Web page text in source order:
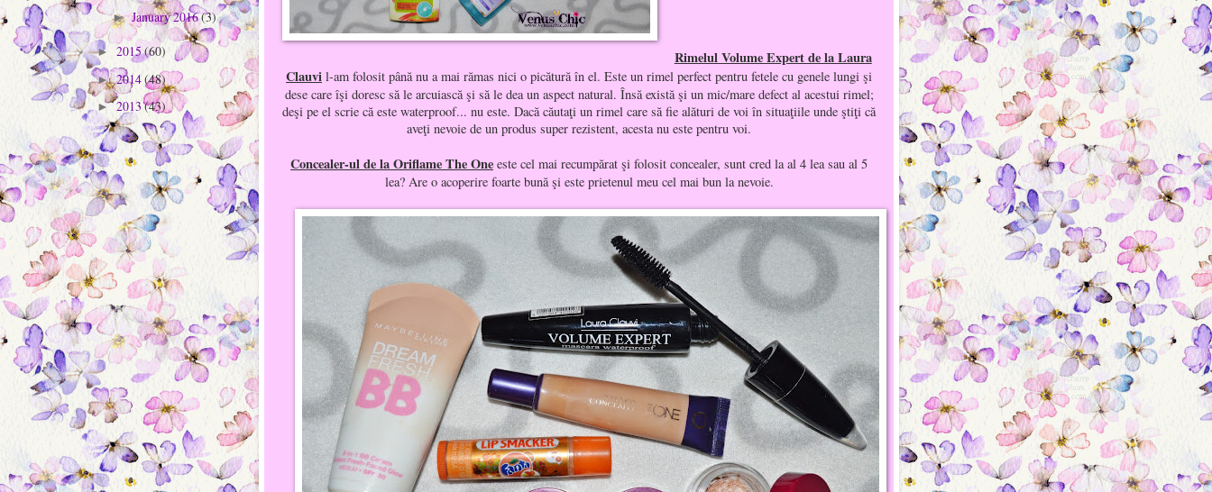
Rimelul Volume Expert de la Laura
Clauvi l-am folosit până nu a mai rămas nici o picătură în el. Este un rimel perfect pentru fetele cu genele lungi şi
dese care îşi doresc să le arcuiască şi să le dea un aspect natural. Însă există şi un mic/mare defect al acestui rimel;
deşi pe el scrie că este waterproof... nu este. Dacă căutaţi un rimel care să fie alături de voi în situaţiile unde ştiţi că
aveţi nevoie de un produs super rezistent, acesta nu este pentru voi.
Concealer-ul de la Oriflame The One este cel mai recumpărat şi folosit concealer, sunt cred la al 4 lea sau al 5
lea? Are o acoperire foarte bună şi este prietenul meu cel mai bun la nevoie.
►January 2016(3)
► 2015(60)
►2014(48)
►2013 (43)